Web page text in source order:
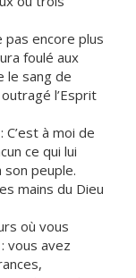
pas encore plus
foulé aux
le sang de
l’Esprit
à moi de
ce qui lui
peuple.
mains du Dieu
où vous
vous avez